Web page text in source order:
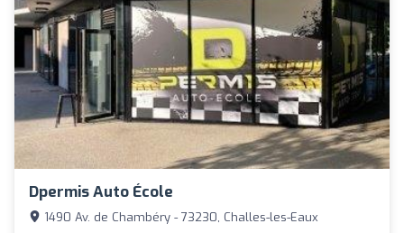
Dpermis Auto École
1490 Av. de Chambéry - 73230, Challes-les-Eaux